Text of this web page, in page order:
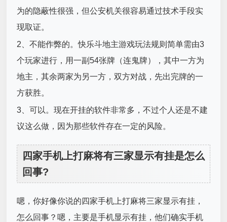
为的隐蔽性很强，但公安机关很容易通过技术手段实
现取证。
2、不能作弊的。快乐斗地主游戏玩法规则简单需由3
个玩家进行，用一副54张牌（连鬼牌），其中一方为
地主，其余两家为另一方，双方对战，先出完牌的一
方获胜。
3、可以。现在开挂的软件非常多，不过个人还是不建
议这么做，因为那些软件存在一定的风险。
四家手机上打麻将有三家显示有挂是怎么
回事?
嗯，你好像你说的四家手机上打麻将三家显示有挂，
怎么回事？嗯，主要是手机显示有挂，他们确实手机